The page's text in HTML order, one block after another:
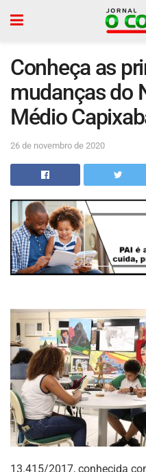
Conheça as
mudanças do
Médio
26 de novembro de 2020
13.415/2017, conhecida